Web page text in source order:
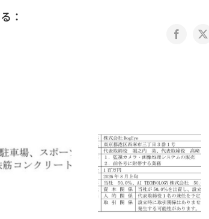
：
Facebook
X